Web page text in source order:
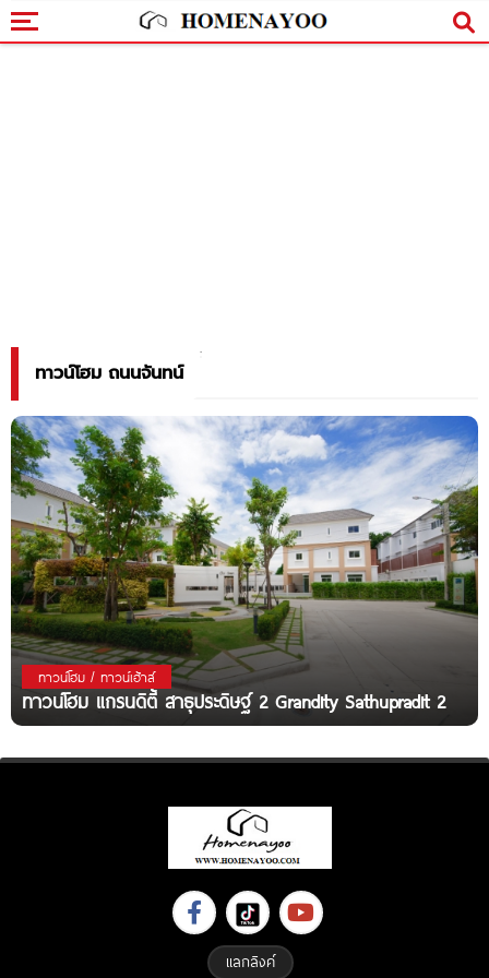
ทาวน์โฮม ถนนจันทน์
ทาวน์โฮม / ทาวน์เฮ้าส์
ทาวน์โฮม แกรนดิตี้ สาธุประดิษฐ์ 2 Grandity Sathupradit 2
แลกลิงค์